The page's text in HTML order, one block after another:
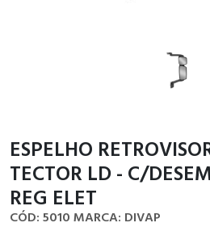
ESPELHO
TECTOR LD - C/
REG ELET
CÓD: 5010 MARCA: DIVAP